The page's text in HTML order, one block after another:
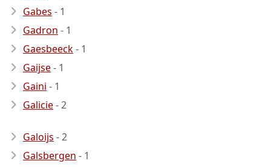
Gabes - 1
Gadron - 1
Gaesbeeck- 1
Gaijse- 1
Gaini - 1
Galicie- 2
Galoijs - 2
Galsbergen - 1